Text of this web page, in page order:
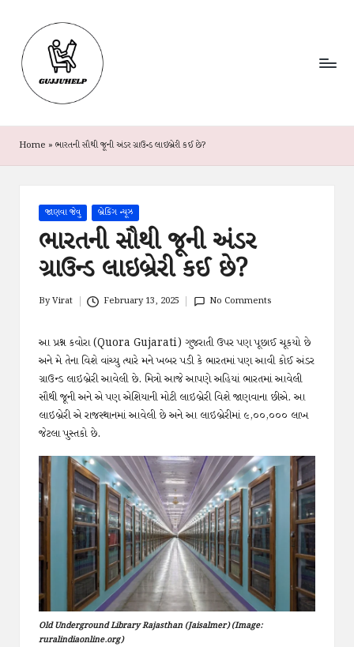
content
G
u
jj
H
e
Your
Gujarati
Guide
To
News,
&
Schemes
Home » ભારતની સૌથી જૂની અંડર ગ્રાઉન્ડ લાઇબ્રેરી કઈ છે?
Posted
જાણવા જેવુ બ્રેકિંગ ન્યૂઝ
ભારતની સૌથી જૂની અંડર
ગ્રાઉન્ડ લાઇબ્રેરી કઈ છે?
Posted
ByVirat February 13, 2025 No Comments
આ પ્રશ્ન કવોરા (Quora Gujarati) ગુજરાતી ઉપર પણ પૂછાઈ ચૂકયો છે
અને મે તેના વિશે વાંચ્યુ ત્યારે મને ખબર પડી કે ભારતમાં પણ આવી કોઈ અંડર
ગ્રાઉન્ડ લાઇબ્રેરી આવેલી છે. મિત્રો આજે આપણે અહિયાં ભારતમાં આવેલી
સૌથી જૂની અને એ પણ એશિયાની મોટી લાઇબ્રેરી વિશે જાણવાના છીએ. આ
લાઇબ્રેરી એ રાજસ્થાનમાં આવેલી છે અને આ લાઇબ્રેરીમાં ૯,૦૦,૦૦૦ લાખ
જેટલા પુસ્તકો છે.
Old Underground Library Rajasthan (Jaisalmer) (Image:
ruralindiaonline.org)